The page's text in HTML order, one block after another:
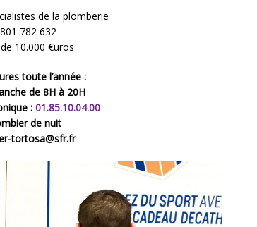
de la plomberie
782 632
10.000 €uros
toute l’année :
de 8H à 20H
: 01.85.10.04.00
de nuit
tortosa@sfr.fr